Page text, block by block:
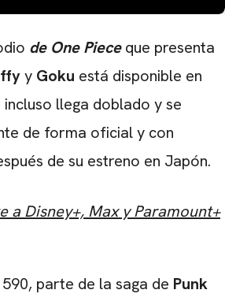
de One Pieceque presenta
y Goku está disponible en
incluso llega doblado y se
de forma oficial y con
de su estreno en Japón.
a Disney+, Max y Paramount+
parte de la saga de Punk